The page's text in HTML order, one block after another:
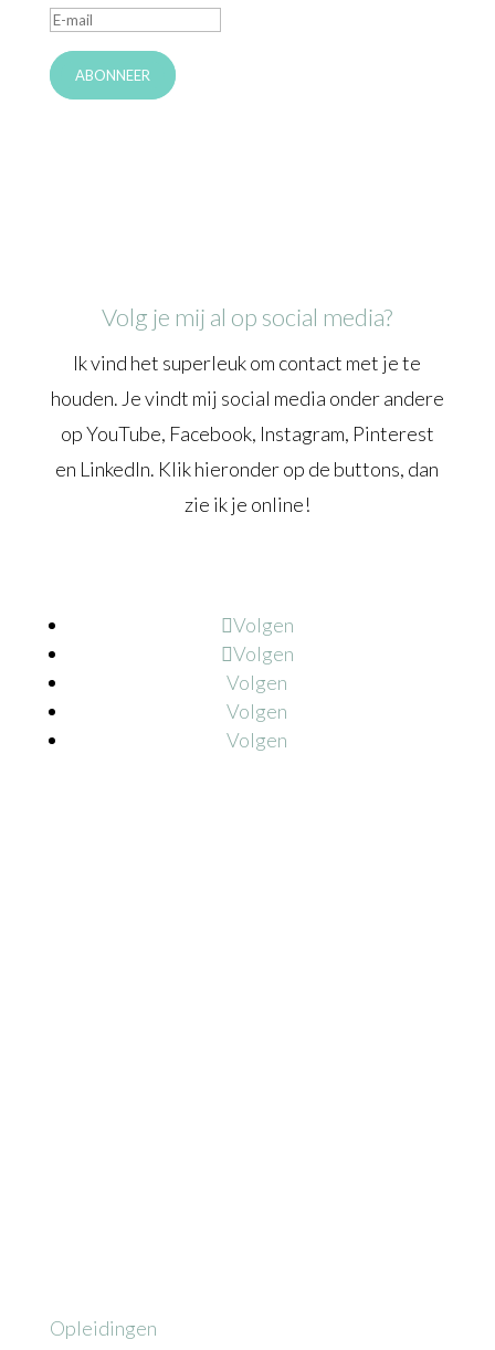
ABONNEER
Volg je mij al op social media?
Ik vind het superleuk om contact met je te
houden. Je vindt mij social media onder andere
op YouTube, Facebook, Instagram, Pinterest
en LinkedIn. Klik hieronder op de buttons, dan
zie ik je online!
Volgen
Volgen
Volgen
Volgen
Volgen
Opleidingen